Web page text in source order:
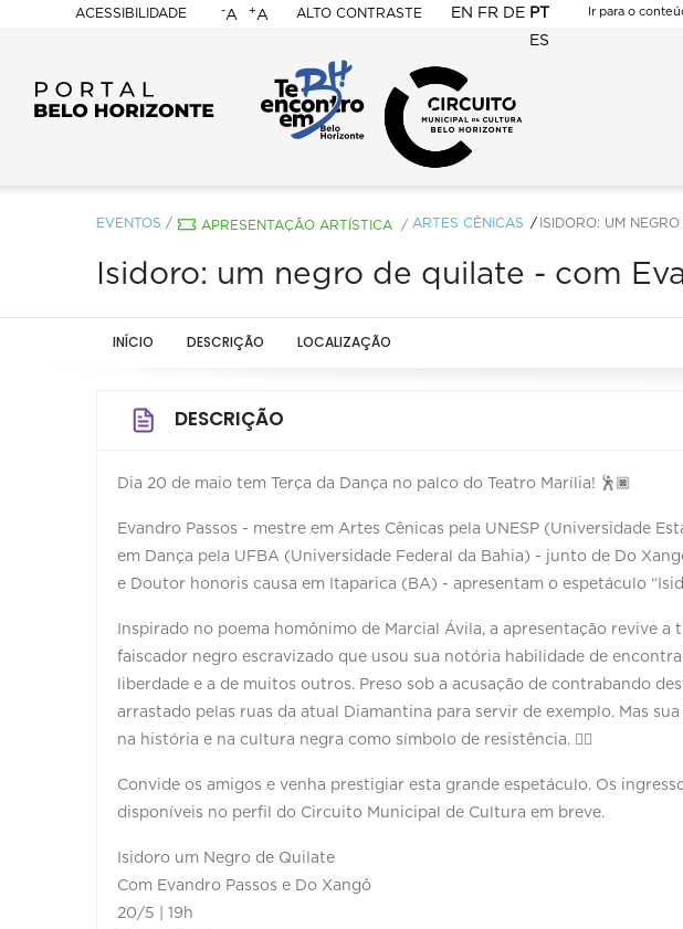
ACESSIBILIDADE
BELO
-A +A ALTO CONTRASTE EN FR DE PT
ES
Ir para o
EVENTOS / APRESENTAÇÃO ARTÍSTICA / ARTES CÊNICAS ISIDORO: UM
Isidoro: um negro de quilate - com
INÍCIO DESCRIÇÃO LOCALIZAÇÃO
DESCRIÇÃO
Dia 20 de maio tem Terça da Dança no palco do Teatro Marília! 🕺🏿
Evandro Passos - mestre em Artes Cênicas pela UNESP (Universidade
em Dança pela UFBA (Universidade Federal da Bahia) - junto de Do
e Doutor honoris causa em Itaparica (BA) - apresentam o espetáculo
Inspirado no poema homônimo de Marcial Ávila, a apresentação revive
faiscador negro escravizado que usou sua notória habilidade de
liberdade e a de muitos outros. Preso sob a acusação de contrabando
arrastado pelas ruas da atual Diamantina para servir de exemplo. Mas
na história e na cultura negra como símbolo de resistência. ✊🏿
Convide os amigos e venha prestigiar esta grande espetáculo. Os
disponíveis no perfil do Circuito Municipal de Cultura em breve.
Isidoro um Negro de Quilate
Com Evandro Passos e Do Xangô
20/5 | 19h